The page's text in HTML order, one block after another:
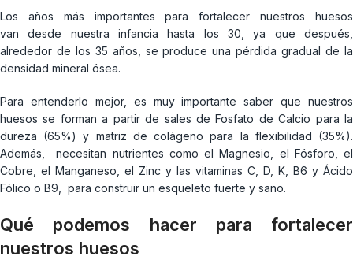
Los años más importantes para fortalecer nuestros huesos
van desde nuestra infancia hasta los 30, ya que después,
alrededor de los 35 años, se produce una pérdida gradual de la
densidad mineral ósea.
Para entenderlo mejor, es muy importante saber que nuestros
huesos se forman a partir de sales de Fosfato de Calcio para la
dureza (65%) y matriz de colágeno para la flexibilidad (35%).
Además, necesitan nutrientes como el Magnesio, el Fósforo, el
Cobre, el Manganeso, el Zinc y las vitaminas C, D, K, B6 y Ácido
Fólico o B9, para construir un esqueleto fuerte y sano.
Qué podemos hacer para fortalecer
nuestros huesos